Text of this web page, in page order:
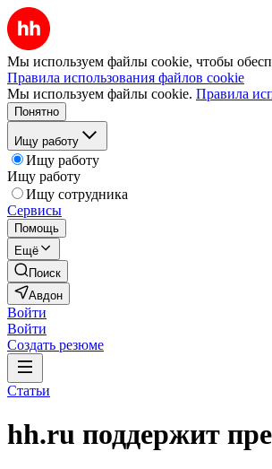
Мы используем файлы cookie, чтобы
Правила использования файлов cookie
Мы используем файлы cookie. Правила
Понятно
Ищу работу
Ищу работу
Ищу работу
Ищу сотрудника
Сервисы
Помощь
Ещё
Поиск
Авдон
Войти
Войти
Создать резюме
Статьи
hh.ru поддержит